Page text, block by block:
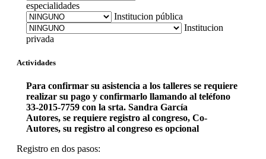
especialidades
Institucion pública
Institucion
privada
Actividades
Para confirmar su asistencia a los talleres se requiere
realizar su pago y confirmarlo llamando al teléfono
33-2015-7759 con la srta. Sandra García
Autores, se requiere registro al congreso, Co-
Autores, su registro al congreso es opcional
Registro en dos pasos: